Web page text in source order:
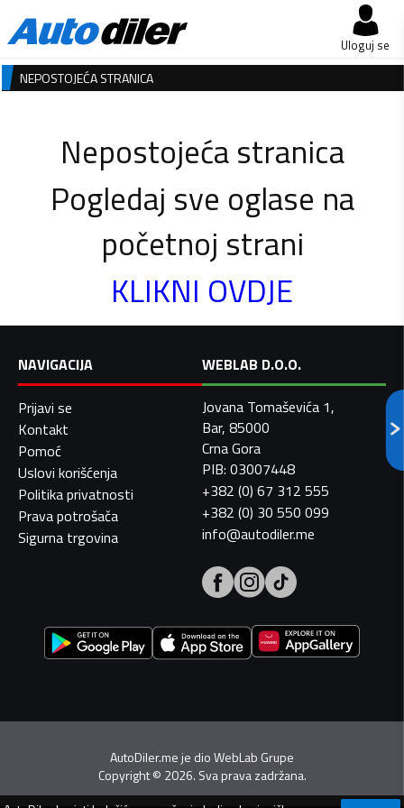
Uloguj se
NEPOSTOJEĆA STRANICA
Nepostojeća stranica
Pogledaj sve oglase na
početnoj strani
KLIKNI OVDJE
NAVIGACIJA
Prijavi se
Kontakt
Pomoć
Uslovi korišćenja
Politika privatnosti
Prava potrošača
Sigurna trgovina
WEBLAB D.O.O.
Jovana Tomaševića 1,
Bar, 85000
Crna Gora
PIB: 03007448
+382 (0) 67 312 555
+382 (0) 30 550 099
info@autodiler.me
AutoDiler.me je dioWebLab Grupe
Copyright© 2026. Sva prava zadržana.